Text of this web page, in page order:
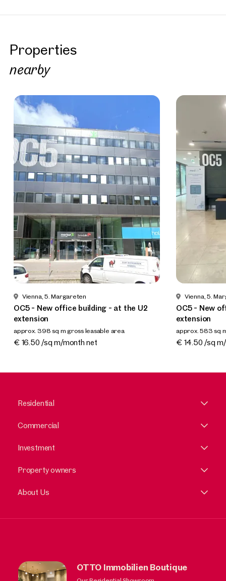
Properties
nearby
Vienna, 5. Margareten
OC5 - New office building - at the U2
extension
approx. 398 sq m gross leasable area
Available By arrangement
€ 16.50 /sq m/month net
Vienna, 5.
OC5 - New
extension
approx. 583 sq
Available By
€ 14.50 /sq
Residential
Commercial
Investment
Property owners
About Us
OTTO Immobilien Boutique